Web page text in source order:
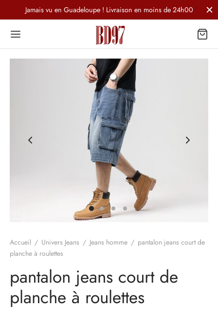
Jamais vu en Guadeloupe ! Livraison en moins de 24h00
Accueil / Univers Jeans / Jeans homme / pantalon jeans court de
planche à roulettes
pantalon jeans court de
planche à roulettes